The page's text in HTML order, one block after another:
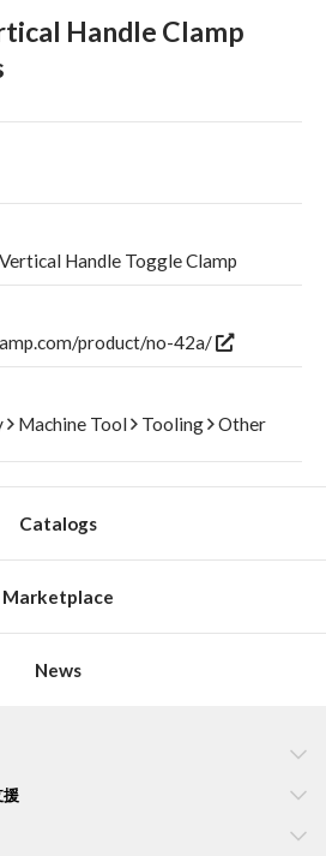
Handle Clamp
Handle Toggle Clamp
product/no-42a/
Machine Tool Tooling Other
Catalogs
Marketplace
News
援